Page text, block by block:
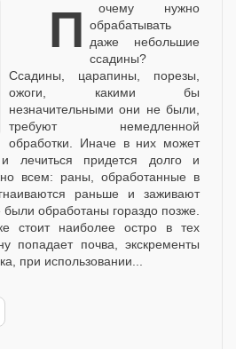
Почему нужно обрабатывать
даже небольшие
ссадины?
Ссадины, царапины, порезы,
ожоги, какими бы
незначительными они не были,
требуют немедленной
обработки. Иначе в них может
лечиться придется долго и
всем: раны, обработанные в
раньше и заживают
были обработаны гораздо позже.
стоит наиболее остро в тех
попадает почва, экскременты
при использовании...